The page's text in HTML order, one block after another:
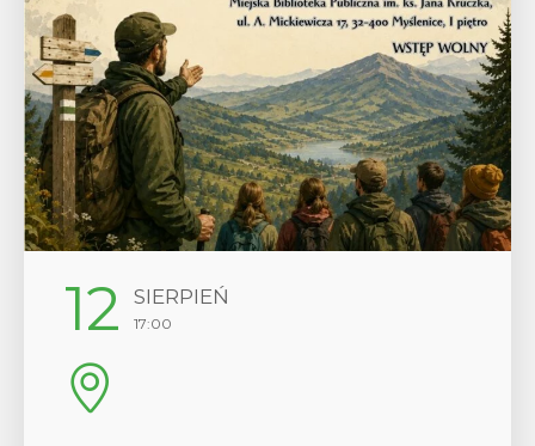
29 SIERPIEŃ